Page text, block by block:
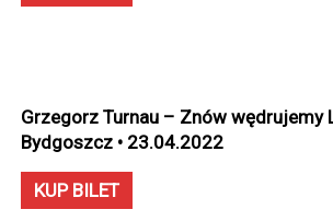
Grzegorz Turnau – Znów wędrujemy
Bydgoszcz • 23.04.2022
KUP BILET